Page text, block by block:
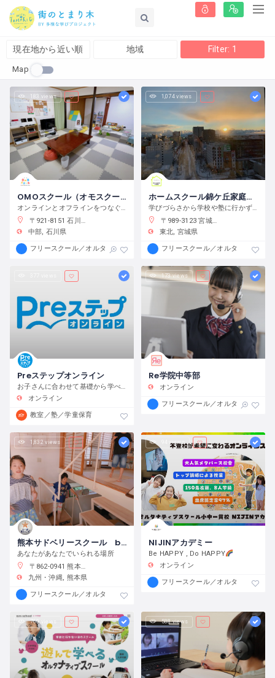
現在地から近い順 地域 Filter: 1
Map
183 views
OMOスクール（オモスクール）
オンラインとオフラインをつなぐフリースクール
〒921-8151 石川県金沢市窪３丁目１３６−１
中部 石川県
フリースクール／オルタナティブスクール
1,074 views
ホームスクール錦ケ丘家庭学習Support
学びづらさから学校や塾に行かずに家で勉強したい小中学生のみなさん！
〒989-3123 宮城県仙台市青葉区錦ケ丘５丁目３０−６
東北 宮城県
フリースクール／オルタナティブス
Preステップオンライン
お子さんに合わせて基礎から学べる学習スタイル！ できた！わかった！を積み重ねて『自信』が増していく！
オンライン
教室／塾／学童保育
173 views
Re学院中等部
オンライン
フリースクール／オルタナティブス
1,832 views
熊本サドベリースクール by学び舎あとらぼ
あなたがあなたでいられる場所
〒862-0941 熊本県熊本市中央区出水６丁目３７−１
九州・沖縄 熊本県
フリースクール／オルタナティブスクール
94 views
NIJINアカデミー
Be HAPPY , Do HAPPY
オンライン
フリースクール／オルタナティブス
760 views 588 views